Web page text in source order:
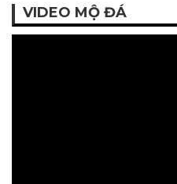
VIDEO MỘ ĐÁ